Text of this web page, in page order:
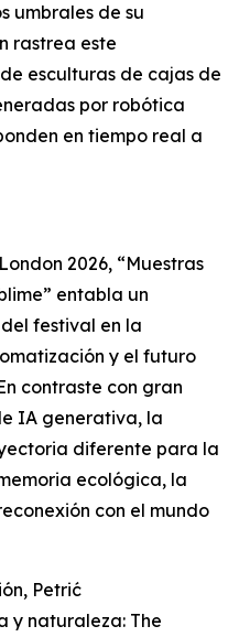
umbrales de su
rastrea este
esculturas de cajas de
por robótica
en tiempo real a
2026, “Muestras
entabla un
festival en la
y el futuro
contraste con gran
IA generativa, la
diferente para la
ecológica, la
con el mundo
Petrić
y naturaleza: The